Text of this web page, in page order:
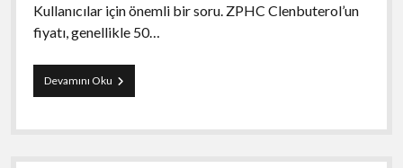
Kullanıcılar için önemli bir soru. ZPHC Clenbuterol’un
fiyatı, genellikle 50…
Devamını OkuZPHC
Clenbuterol
MCG
TABLET